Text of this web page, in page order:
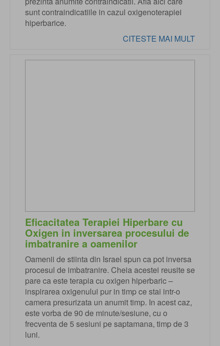
sunt contraindicatiile in cazul oxigenoterapiei
hiperbarice.
CITESTE MAI MULT
Eficacitatea Terapiei Hiperbare cu
Oxigen in inversarea procesului de
imbatranire a oamenilor
Oamenii de stiinta din Israel spun ca pot inversa
procesul de imbatranire. Cheia acestei reusite se
pare ca este terapia cu oxigen hiperbaric –
inspirarea oxigenului pur in timp ce stai intr-o
camera presurizata un anumit timp. In acest caz,
este vorba de 90 de minute/sesiune, cu o
frecventa de 5 sesiuni pe saptamana, timp de 3
luni.